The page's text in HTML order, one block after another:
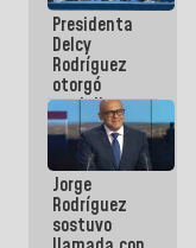
para
abordar
planes de
acción
Presidenta
Delcy
Rodríguez
otorgó
medalla
"Héroe de
Venezuela"
a servidores
públicos
Jorge
Rodríguez
sostuvo